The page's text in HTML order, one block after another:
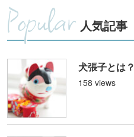
Popular 人気記事
犬張子とは？
158 views